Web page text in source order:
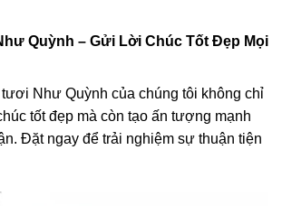
Quỳnh – Gửi Lời Chúc Tốt Đẹp Mọi
Như Quỳnh của chúng tôi không chỉ
tốt đẹp mà còn tạo ấn tượng mạnh
Đặt ngay để trải nghiệm sự thuận tiện